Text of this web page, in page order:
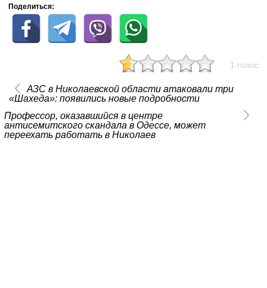
Поделиться:
1 голос
АЗС в Николаевской области атаковали три
«Шахеда»: появились новые подробности
Профессор, оказавшийся в центре
антисемитского скандала в Одессе, может
переехать работать в Николаев